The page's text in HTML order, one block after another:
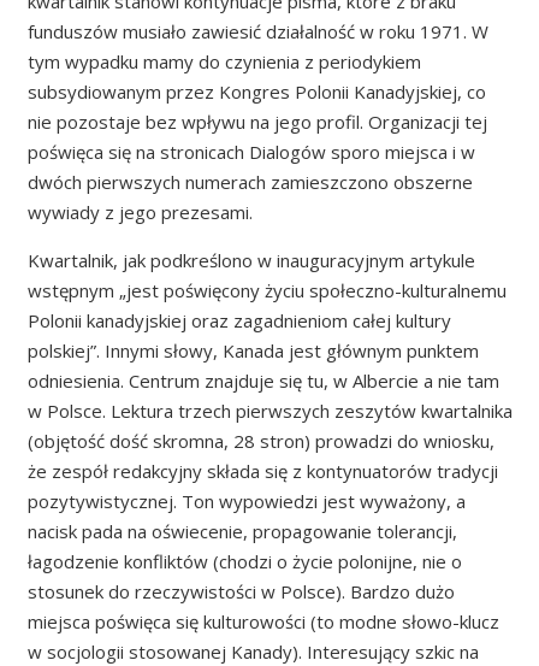
funduszów musiało zawiesić działalność w roku 1971. W
tym wypadku mamy do czynienia z periodykiem
subsydiowanym przez Kongres Polonii Kanadyjskiej, co
nie pozostaje bez wpływu na jego profil. Organizacji tej
poświęca się na stronicach Dialogów sporo miejsca i w
dwóch pierwszych numerach zamieszczono obszerne
wywiady z jego prezesami.
Kwartalnik, jak podkreślono w inauguracyjnym artykule
wstępnym „jest poświęcony życiu społeczno-kulturalnemu
Polonii kanadyjskiej oraz zagadnieniom całej kultury
polskiej”. Innymi słowy, Kanada jest głównym punktem
odniesienia. Centrum znajduje się tu, w Albercie a nie tam
w Polsce. Lektura trzech pierwszych zeszytów kwartalnika
(objętość dość skromna, 28 stron) prowadzi do wniosku,
że zespół redakcyjny składa się z kontynuatorów tradycji
pozytywistycznej. Ton wypowiedzi jest wyważony, a
nacisk pada na oświecenie, propagowanie tolerancji,
łagodzenie konfliktów (chodzi o życie polonijne, nie o
stosunek do rzeczywistości w Polsce). Bardzo dużo
miejsca poświęca się kulturowości (to modne słowo-klucz
w socjologii stosowanej Kanady). Interesujący szkic na